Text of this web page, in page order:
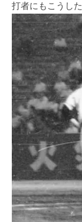
打者にもこうし